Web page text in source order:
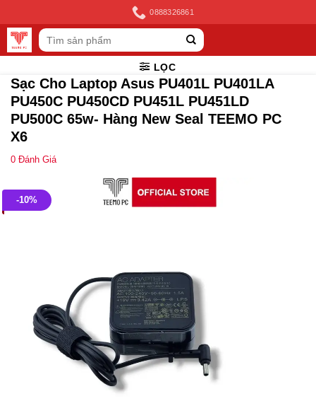
to
content
0888326861
Tìm
kiếm:
LỌC
Sạc Cho Laptop Asus PU401L PU401LA
PU450C PU450CD PU451L PU451LD
PU500C 65w- Hàng New Seal TEEMO PC
X6
0 Đánh Giá
-10%